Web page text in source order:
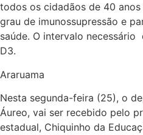
todos os cidadãos de 40
grau de imunossupressão e
saúde. O intervalo necessário
D3.
Araruama
Nesta segunda-feira (25), o
Áureo, vai ser recebido pelo
estadual, Chiquinho da